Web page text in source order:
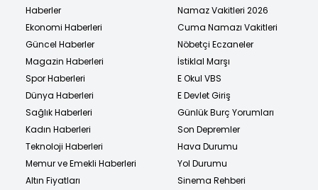
Haberler
Ekonomi Haberleri
Güncel Haberler
Magazin Haberleri
Spor Haberleri
Dünya Haberleri
Sağlık Haberleri
Kadın Haberleri
Teknoloji Haberleri
Memur ve Emekli Haberleri
Altın Fiyatları
Namaz Vakitleri 2026
Cuma Namazı Vakitleri
Nöbetçi Eczaneler
İstiklal Marşı
E Okul VBS
E Devlet Giriş
Günlük Burç Yorumları
Son Depremler
Hava Durumu
Yol Durumu
Sinema Rehberi